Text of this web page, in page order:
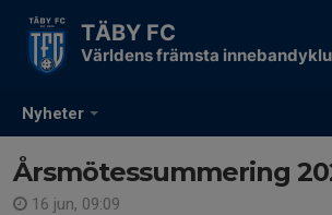
Nyheter
TÄBY FC
Världens främsta
Årsmötessummering
16 jun, 09:09